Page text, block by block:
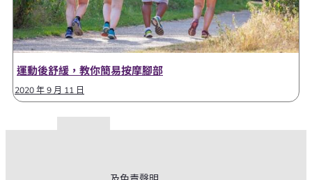
運動後舒緩，教你簡易按摩腳部
2020 年 9 月 11 日